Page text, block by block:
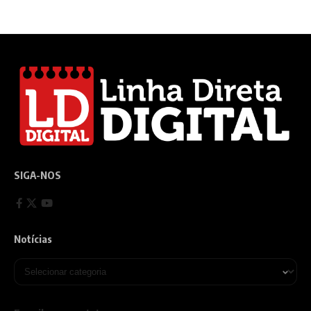
SIGA-NOS
Notícias